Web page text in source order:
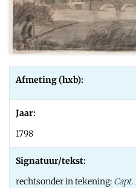
Afmeting (hxb):
Jaar:
1798
Signatuur/tekst:
rechtsonder in tekening: Capt.